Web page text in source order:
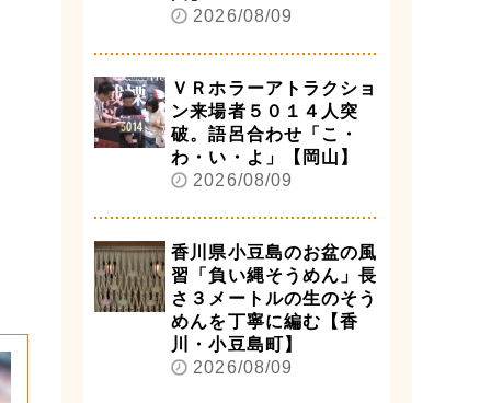
2026/08/09
ＶＲホラーアトラクショ
ン来場者５０１４人突
破。語呂合わせ「こ・
わ・い・よ」【岡山】
2026/08/09
香川県小豆島のお盆の風
習「負い縄そうめん」長
さ３メートルの生のそう
めんを丁寧に編む【香
川・小豆島町】
2026/08/09